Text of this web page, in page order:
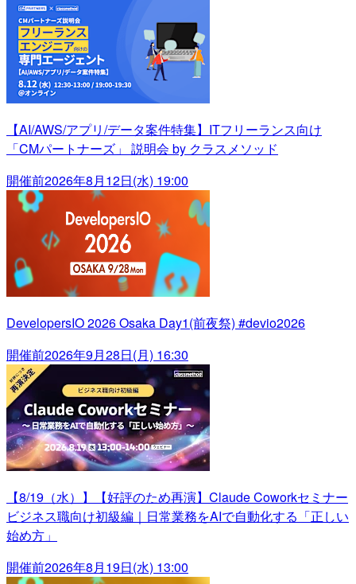
【AI/AWS/アプリ/データ案件特集】ITフリーランス向け
「CMパートナーズ」 説明会 by クラスメソッド
開催前2026年8月12日(水) 19:00
DevelopersIO 2026 Osaka Day1(前夜祭) #devio2026
開催前2026年9月28日(月) 16:30
【8/19（水）】【好評のため再演】Claude Coworkセミナー
ビジネス職向け初級編｜日常業務をAIで自動化する「正しい
始め方」
開催前2026年8月19日(水) 13:00